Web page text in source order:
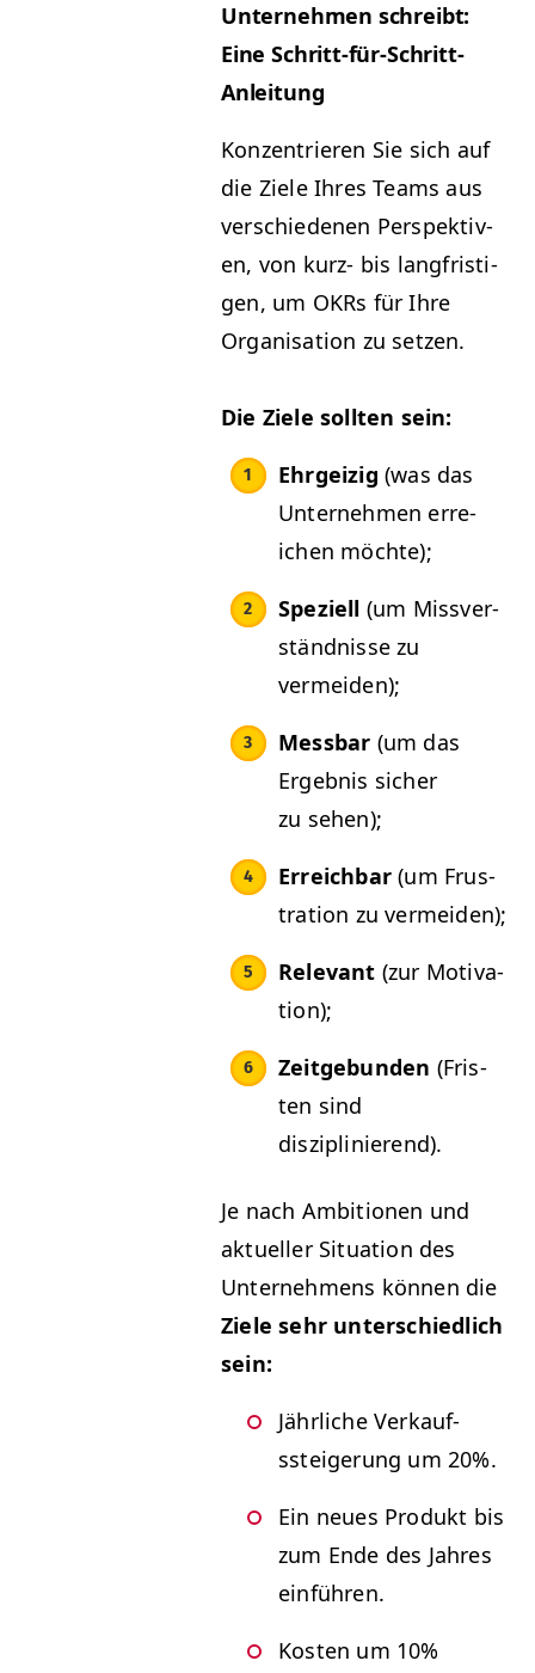
Unternehmen schreibt:
Eine Schritt-für-Schritt-
Anleitung
Konzen­tri­eren Sie sich auf
die Ziele Ihres Teams aus
ver­schiede­nen Per­spek­tiv­
en, von kurz- bis langfristi­
gen, um OKRs für Ihre
Organ­i­sa­tion zu setzen.
Die Ziele soll­ten sein:
Ehrgeizig (was das
Unternehmen erre­
ichen möchte);
Speziell (um Missver­
ständ­nisse zu
vermeiden);
Mess­bar (um das
Ergeb­nis sich­er
zu sehen);
Erre­ich­bar(um Frus­
tra­tion zu vermeiden);
Rel­e­vant (zur Moti­va­
tion);
Zeit­ge­bun­den (Fris­
ten sind
disziplinierend).
Je nach Ambi­tio­nen und
aktueller Sit­u­a­tion des
Unternehmens kön­nen die
Ziele sehr unter­schiedlich
sein:
Jährliche Verkauf­
ssteigerung um 20%.
Ein neues Pro­dukt bis
zum Ende des Jahres
einführen.
Kosten um 10%